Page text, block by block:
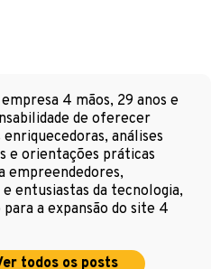
4 mãos, 29 anos e
de oferecer
análises
e orientações práticas
empreendedores,
entusiastas da tecnologia,
a expansão do site 4
todos os posts